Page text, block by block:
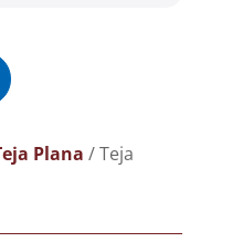
Plana / Teja